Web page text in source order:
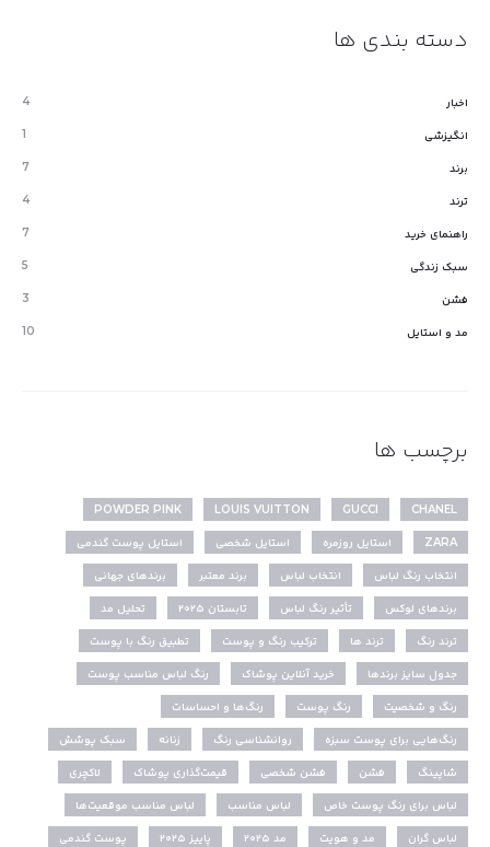
دسته بندی ها
اخبار 4
انگیزشی 1
برند 7
ترند 4
راهنمای خرید 7
سبک زندگی 5
فشن 3
مد و استایل 10
برچسب ها
CHANEL
GUCCI
LOUIS VUITTON
POWDER PINK
ZARA استایل روزمره استایل شخصی استایل پوست گندمی
انتخاب رنگ لباس انتخاب لباس برند معتبر برندهای جهانی
برندهای لوکس تأثیر رنگ لباس تابستان ۲۰۲۵ تحلیل مد
ترند رنگ ترند ها ترکیب رنگ و پوست تطبیق رنگ با پوست
جدول سایز برندها خرید آنلاین پوشاک رنگ لباس مناسب پوست
رنگ و شخصیت رنگ پوست رنگ‌ها و احساسات
رنگ‌هایی برای پوست سبزه روانشناسی رنگ زنانه سبک پوشش
شاپینگ فشن فشن شخصی قیمت‌گذاری پوشاک لاکچری
لباس برای رنگ پوست خاص لباس مناسب لباس مناسب موقعیت‌ها
لباس گران مد و هویت مد ۲۰۲۵ پاییز ۲۰۲۵ پوست گندمی